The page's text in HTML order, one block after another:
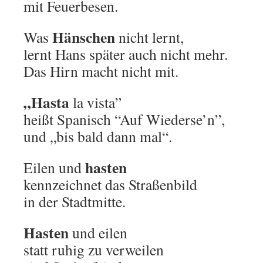
mit Feuerbesen.
Was Hänschennicht lernt,
lernt Hans später auch nicht mehr.
Das Hirn macht nicht mit.
„Hastala vista”
heißt Spanisch “Auf Wiederse’n”,
und „bis bald dann mal“.
Eilen undhasten
kennzeichnet das Straßenbild
in der Stadtmitte.
Hastenund eilen
statt ruhig zu verweilen